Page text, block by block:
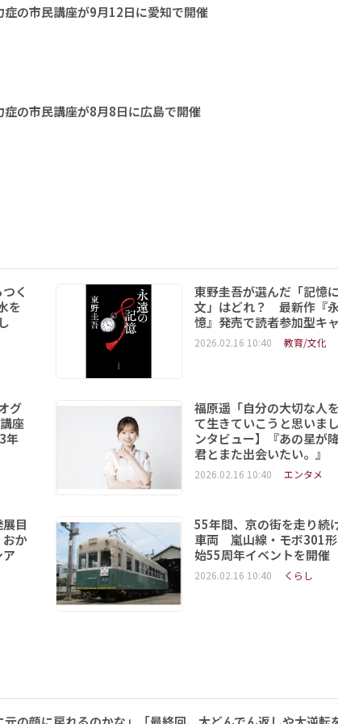
の市民講座が9月12日に愛知で開催
の市民講座が8月8日に広島で開催
く
を
東野圭吾が選んだ「記憶
文」はどれ？ 最新作『
憶』発売で読者参加型キ
2026.02.16 10:40 教育/文化
グ
座
年
福原遥「自分の大切な人
て生きていこうと思いま
ンタビュー】『あの星が降
君とまた出会いたい。』
2026.02.16 10:40 エンタメ
目
か
55年間、京の街を走り続
車両 嵐山線・モボ301形
始55周年イベントを開催
2026.02.16 10:40 くらし